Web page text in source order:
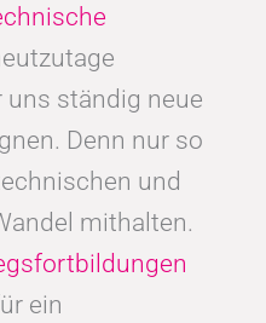
ständig neue
Denn nur so
und
mithalten.
ein